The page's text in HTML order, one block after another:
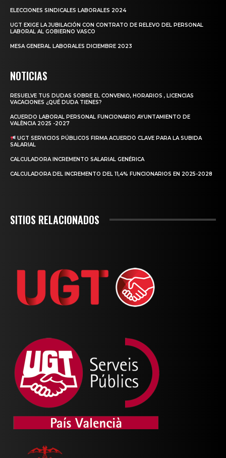
ELECCIONES SINDICALES LABORALES 2024
UGT EXIGE LA JUBILACIÓN CON CONTRATO DE RELEVO DEL PERSONAL
LABORAL AL GOBIERNO VASCO
MESA GENERAL LABORALES DICIEMBRE 2023
NOTICIAS
RESUELVE TUS DUDAS SOBRE EL CONVENIO, HORARIOS , LICENCIAS
VACACIONES ¿QUÉ DUDA TIENES?
ACUERDO LABORAL PERSONAL FUNCIONARIO AYUNTAMIENTO DE
VALÈNCIA 2025 -2027
UGT SERVICIOS PÚBLICOS FIRMA ACUERDO CLAVE PARA LA SUBIDA
SALARIAL
CALCULADORA INCREMENTO SALARIAL GENÉRICA
CALCULADORA DEL INCREMENTO DEL 11,4% FUNCIONARIOS EN 2025-2028
SITIOS RELACIONADOS